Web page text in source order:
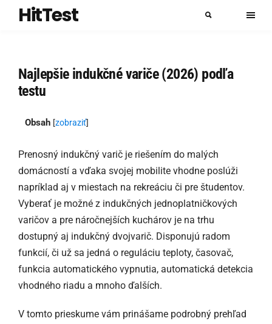
HitTest
Najlepšie indukčné variče (2026) podľa
testu
Obsah [zobraziť]
Prenosný indukčný varič je riešením do malých
domácností a vďaka svojej mobilite vhodne poslúži
napríklad aj v miestach na rekreáciu či pre študentov.
Vyberať je možné z indukčných jednoplatničkových
varičov a pre náročnejších kuchárov je na trhu
dostupný aj indukčný dvojvarič. Disponujú radom
funkcií, či už sa jedná o reguláciu teploty, časovač,
funkcia automatického vypnutia, automatická detekcia
vhodného riadu a mnoho ďalších.
V tomto prieskume vám prinášame podrobný prehľad